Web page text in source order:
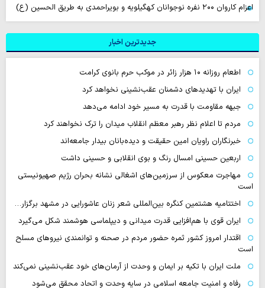
اعزام کاروان ۲۰۰ نفره نوجوانان کهگیلویه و بویراحمدی به طریق الحسین (ع)
جدیدترین اخبار
اطعام روزانه ۱۰ هزار زائر در موکب حرم بانوی کرامت
ایران با تهدیدهای دشمنان عقب‌نشینی نخواهد کرد
جبهه مقاومت با قدرت به مسیر خود ادامه می‌دهد
مردم تا اعلام نظر رهبر معظم انقلاب میدان را ترک نخواهند کرد
خبرنگاران راویان امین حقیقت و دیده‌بانان بیدار جامعه‌اند
اربعین حسینی امسال رنگ و بوی انقلابی و حسینی داشت
مهاجرت معکوس از سرزمین‌های اشغالی نشانه بحران رژیم صهیونیستی
است
اختتامیه هشتمین کنگره بین‌المللی شعر زنان عاشورایی در مشهد برگزار…
ایران قوی با هم‌افزایی قدرت میدانی و دیپلماسی هوشمند شکل می‌گیرد
اقتدار امروز کشور ثمره حضور مردم در صحنه و توانمندی نیروهای مسلح
است
ملت ایران با تکیه بر ایمان و وحدت از آرمان‌های خود عقب‌نشینی نمی‌کند
رفاه و امنیت جامعه اسلامی در سایه وحدت و اتحاد محقق می‌شود